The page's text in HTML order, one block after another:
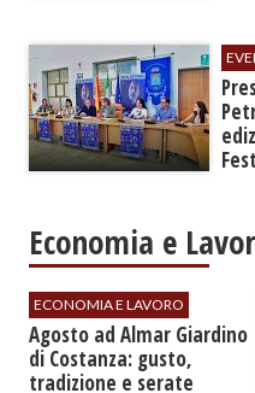
Economia e
ECONOMIA E LAVORO
Agosto ad Almar Giardino
di Costanza: gusto,
tradizione e serate